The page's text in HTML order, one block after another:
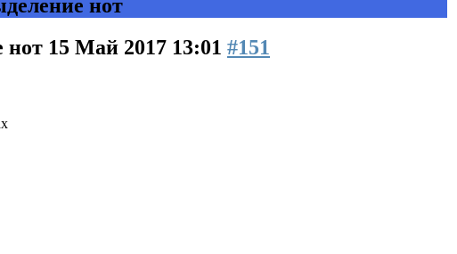
нот
нот 15 Май 2017 13:01 #151